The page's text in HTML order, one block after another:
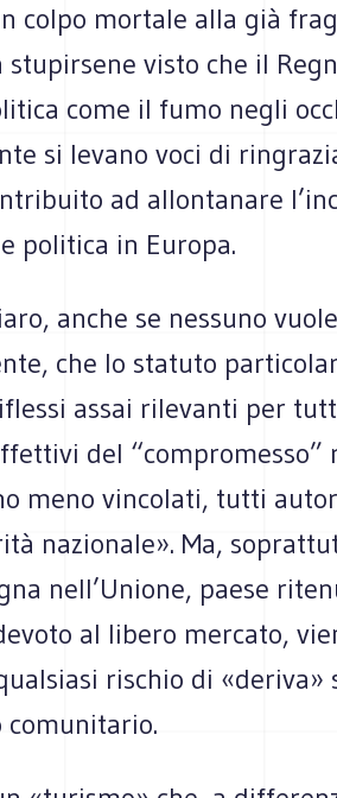
colpo mortale alla già
stupirsene visto che il
come il fumo negli
si levano voci di
ad allontanare
politica in Europa.
anche se nessuno
che lo statuto
assai rilevanti per
del “compromesso”
meno vincolati, tutti
nazionale». Ma,
nell’Unione, paese
al libero mercato,
rischio di «deriva»
comunitario.